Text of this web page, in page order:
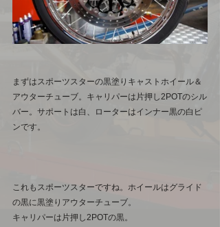
まずはスポーツスターの黒塗りキャストホイール＆
アウターチューブ。キャリパーは片押し2POTのシル
バー。サポートは白、ローターはインナー黒の白ピ
ンです。
これもスポーツスターですね。ホイールはグライド
の黒に黒塗りアウターチューブ。
キャリパーは片押し2POTの黒。